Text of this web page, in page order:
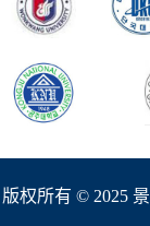
版权所有 © 2025